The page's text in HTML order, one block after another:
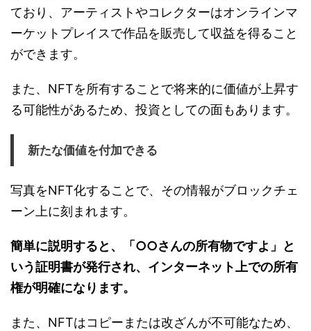
ており、アーティストやコレクターはオンラインマ
ーケットプレイスで作品を販売して収益を得ること
ができます。
また、NFTを所有することで将来的に価値が上昇す
る可能性があるため、投資としての面もあります。
新たな価値を付加できる
写真をNFT化することで、その情報がブロックチェ
ーン上に刻まれます。
簡単に説明すると、「○○さんの所有物ですよ」と
いう証明書が発行され、インターネット上での所有
権が明確になります。
また、NFTはコピーまたは改ざんが不可能なため、